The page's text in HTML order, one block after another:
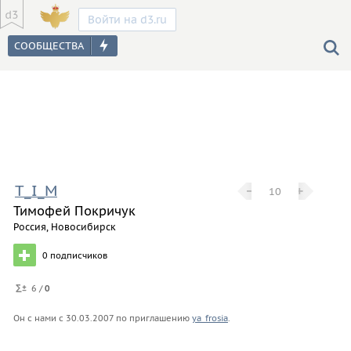
Войти на d3.ru
− 10 +
T_I_M
Тимофей Покричук
Россия, Новосибирск
0 подписчиков
6 /0
Он с нами с 30.03.2007по приглашению ya_frosia.